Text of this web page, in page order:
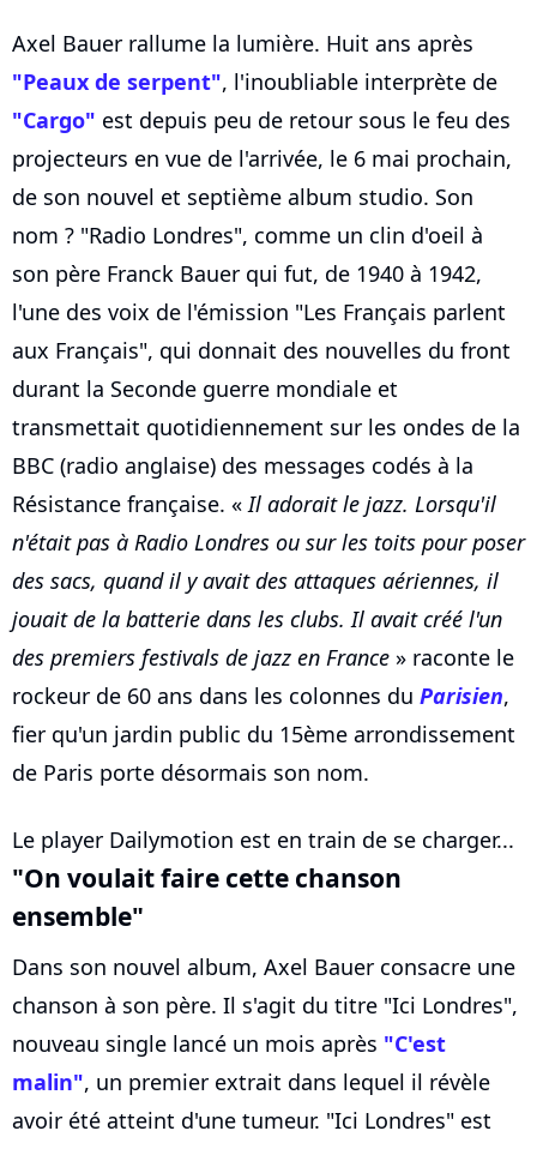
Axel Bauer rallume la lumière. Huit ans après
"Peaux de serpent", l'inoubliable interprète de
"Cargo" est depuis peu de retour sous le feu des
projecteurs en vue de l'arrivée, le 6 mai prochain,
de son nouvel et septième album studio. Son
nom ? "Radio Londres", comme un clin d'oeil à
son père Franck Bauer qui fut, de 1940 à 1942,
l'une des voix de l'émission "Les Français parlent
aux Français", qui donnait des nouvelles du front
durant la Seconde guerre mondiale et
transmettait quotidiennement sur les ondes de la
BBC (radio anglaise) des messages codés à la
Résistance française. «Il adorait le jazz. Lorsqu'il
n'était pas à Radio Londres ou sur les toits pour poser
des sacs, quand il y avait des attaques aériennes, il
jouait de la batterie dans les clubs. Il avait créé l'un
des premiers festivals de jazz en France » raconte le
rockeur de 60 ans dans les colonnes du Parisien,
fier qu'un jardin public du 15ème arrondissement
de Paris porte désormais son nom.
Le player Dailymotion est en train de se charger...
"On voulait faire cette chanson
ensemble"
Dans son nouvel album, Axel Bauer consacre une
chanson à son père. Il s'agit du titre "Ici Londres",
nouveau single lancé un mois après "C'est
malin", un premier extrait dans lequel il révèle
avoir été atteint d'une tumeur. "Ici Londres" est